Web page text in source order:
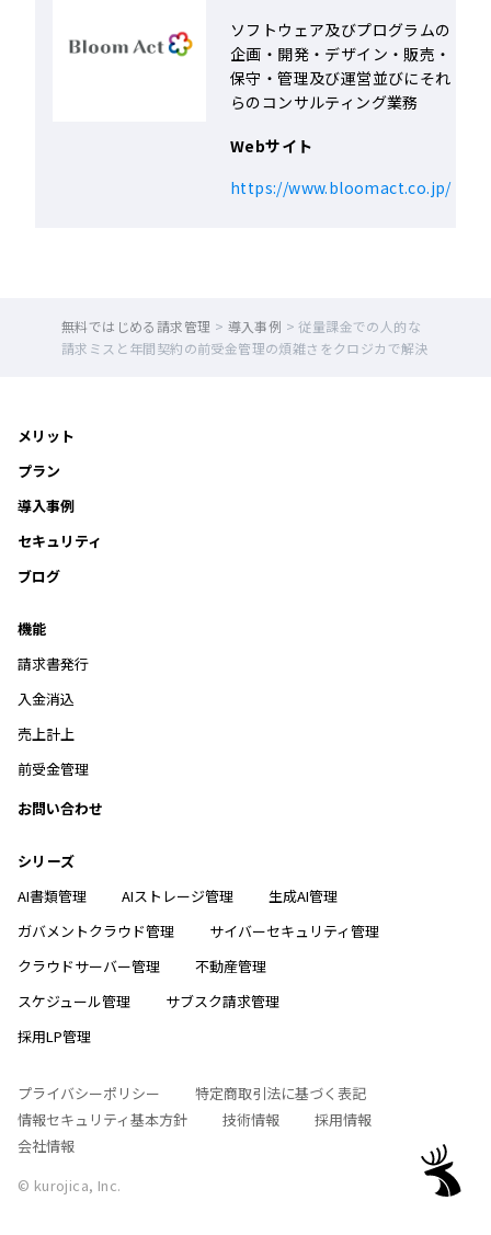
ソフトウェア及びプログラムの
企画・開発・デザイン・販売・
保守・管理及び運営並びにそれ
らのコンサルティング業務
Webサイト
https://www.bloomact.co.jp/
無料ではじめる請求管理 > 導入事例 >従量課金での人的な
請求ミスと年間契約の前受金管理の煩雑さをクロジカで解決
メリット
プラン
導入事例
セキュリティ
ブログ
機能
請求書発行
入金消込
売上計上
前受金管理
お問い合わせ
シリーズ
AI書類管理
AIストレージ管理
生成AI管理
ガバメントクラウド管理
サイバーセキュリティ管理
クラウドサーバー管理
不動産管理
スケジュール管理
サブスク請求管理
採用LP管理
プライバシーポリシー
特定商取引法に基づく表記
情報セキュリティ基本方針
技術情報
採用情報
会社情報
© kurojica, Inc.